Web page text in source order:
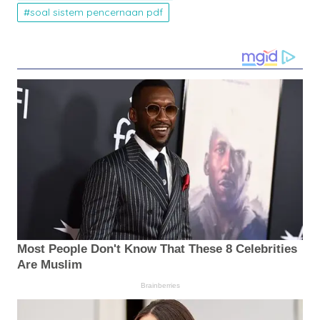
soal sistem pencernaan pdf